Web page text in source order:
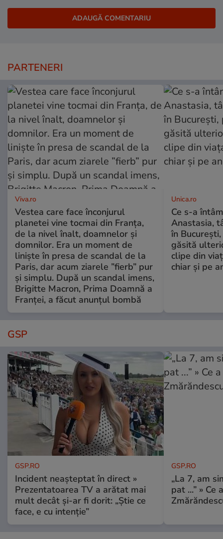
PARTENERI
Viva.ro
Vestea care face înconjurul
planetei vine tocmai din Franța,
de la nivel înalt, doamnelor și
domnilor. Era un moment de
liniște în presa de scandal de la
Paris, dar acum ziarele ”fierb” pur
și simplu. După un scandal imens,
Brigitte Macron, Prima Doamnă a
Franței, a făcut anunțul bombă
Unica.ro
Ce s-a
Anastasia,
în
găsită
clipe din
chiar și pe
GSP
GSP.RO
Incident neașteptat în direct »
Prezentatoarea TV a arătat mai
mult decât și-ar fi dorit: „Știe ce
face, e cu intenție”
GSP.RO
„La 7, am
pat ...” »